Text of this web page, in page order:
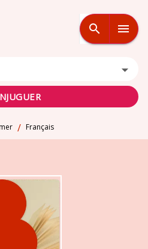
search menu
/ Français